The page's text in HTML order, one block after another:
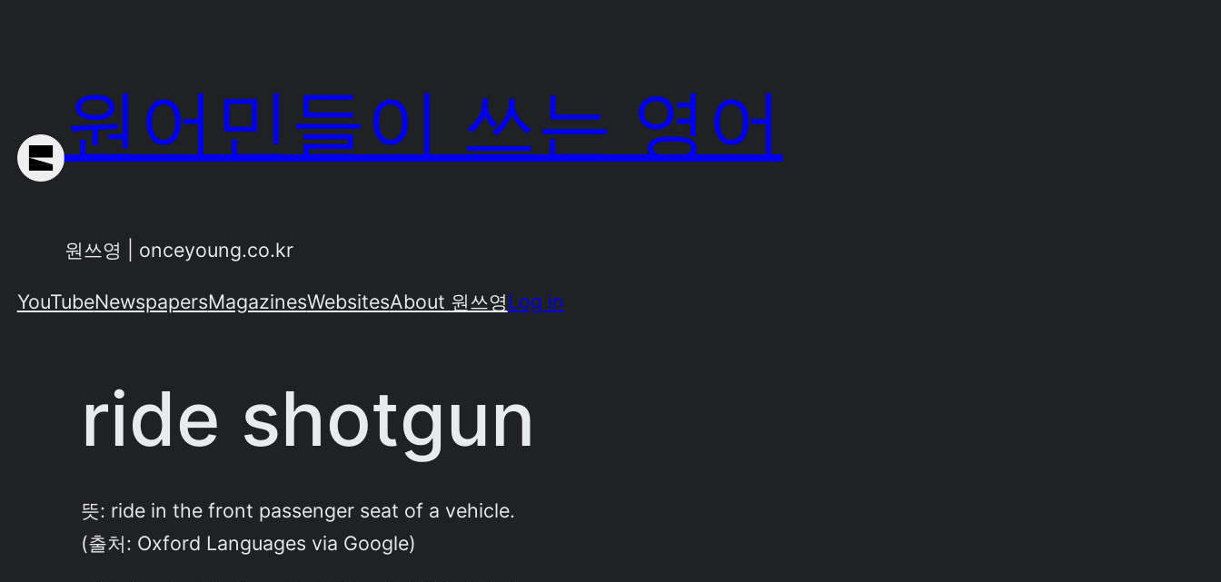
원어민들이 쓰는 영어
원쓰영 | onceyoung.co.kr
YouTubeNewspapersMagazinesWebsitesAbout 원쓰영Log in
ride shotgun
뜻: ride in the front passenger seat of a vehicle.
(출처: Oxford Languages via Google)